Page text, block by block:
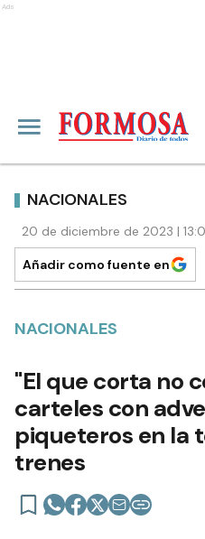
Ads
NACIONALES
20 de diciembre de 2023 |
Añadir como fuente en
NACIONALES
"El que corta no
carteles con
piqueteros en la
trenes